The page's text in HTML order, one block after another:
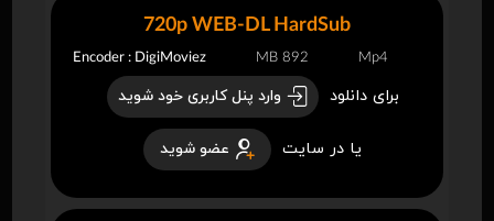
برای دانلود وارد پنل کاربری خود شوید
یا در سایت عضو شوید
720p WEB-DL HardSub
Encoder : DigiMoviez 892 MB Mp4